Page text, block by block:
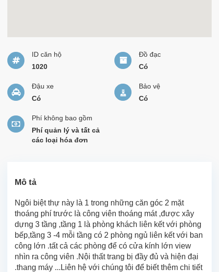
ID căn hộ
1020
Đồ đạc
Có
Đậu xe
Có
Bảo vệ
Có
Phí không bao gồm
Phí quản lý và tất cả
các loại hóa đơn
Mô tả
Ngôi biệt thự này là 1 trong những căn góc 2 mặt
thoáng phí trước là công viên thoáng mát ,được xây
dựng 3 tầng ,tầng 1 là phòng khách liên kết với phòng
bếp,tầng 3 -4 mỗi tầng có 2 phòng ngủ liên kết với ban
công lớn .tất cả các phòng để có cửa kính lớn view
nhìn ra công viên .Nội thất trang bị đầy đủ và hiện đại
.thang máy ...Liên hệ với chúng tôi để biết thêm chi tiết